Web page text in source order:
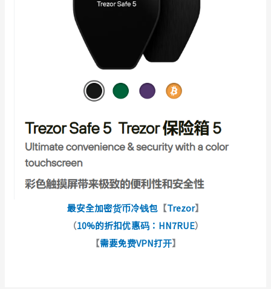
最安全加密货币冷钱包 【Trezor】
（10%的折扣优惠码：HN7RUE）
【需要免费VPN打开】